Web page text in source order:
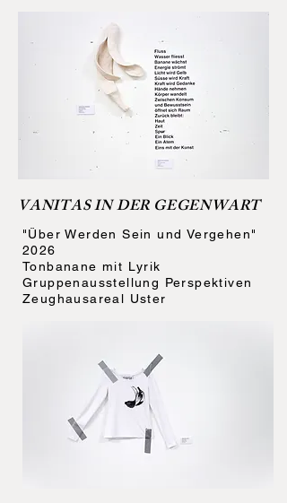
VANITAS IN DER GEGENWART
"Über Werden Sein und Vergehen"
2026
Tonbanane mit Lyrik
Gruppenausstellung Perspektiven
Zeughausareal Uster